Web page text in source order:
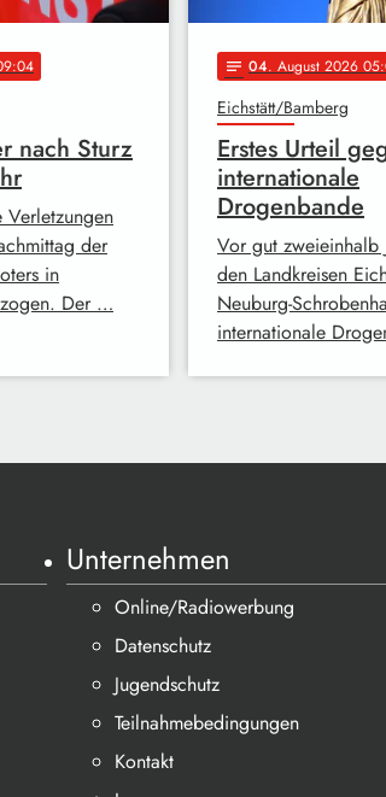
nach Sturz
Verletzungen
der
in
Der …
notes 04. August 2026
Eichstätt/Bamberg
Erstes Urteil
internationale
Drogenbande
Vor gut zweieinhalb
den Landkreisen
Neuburg-
internationale
Unternehmen
Online/Radiowerbung
Datenschutz
Jugendschutz
Teilnahmebedingungen
Kontakt